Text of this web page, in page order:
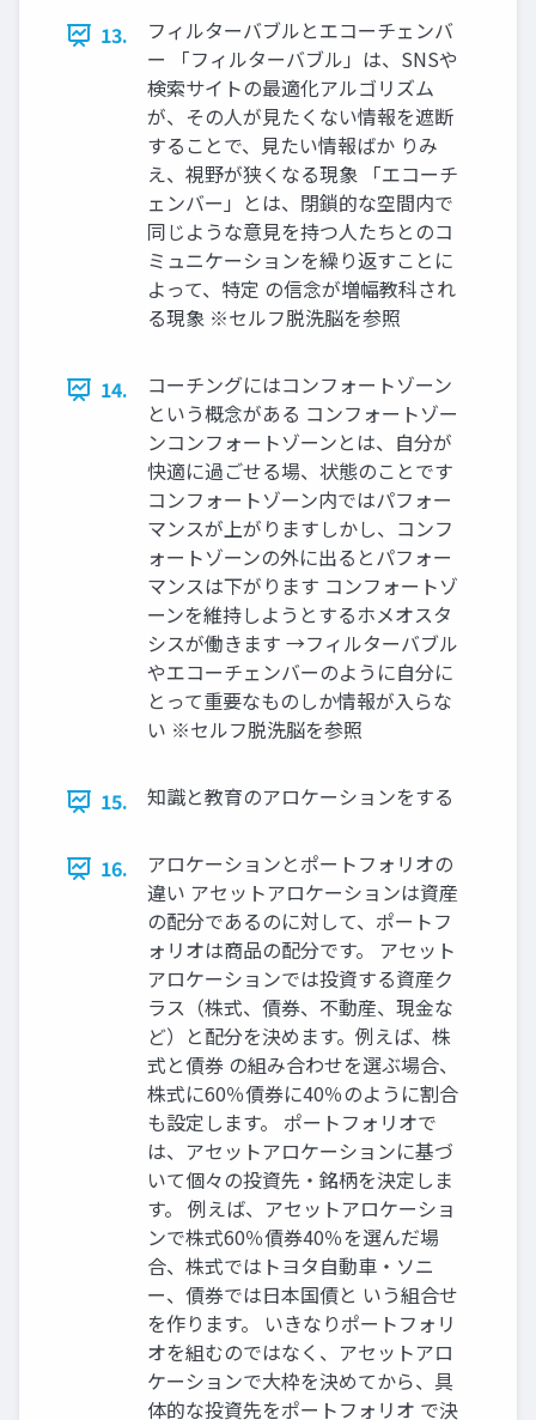
13.
フィルターバブルとエコーチェンバ
ー 「フィルターバブル」は、SNSや
検索サイトの最適化アルゴリズム
が、その人が見たくない情報を遮断
することで、見たい情報ばか りみ
え、視野が狭くなる現象 「エコーチ
ェンバー」とは、閉鎖的な空間内で
同じような意見を持つ人たちとのコ
ミュニケーションを繰り返すことに
よって、特定 の信念が増幅教科され
る現象 ※セルフ脱洗脳を参照
14.
コーチングにはコンフォートゾーン
という概念がある コンフォートゾー
ンコンフォートゾーンとは、自分が
快適に過ごせる場、状態のことです
コンフォートゾーン内ではパフォー
マンスが上がりますしかし、コンフ
ォートゾーンの外に出るとパフォー
マンスは下がります コンフォートゾ
ーンを維持しようとするホメオスタ
シスが働きます →フィルターバブル
やエコーチェンバーのように自分に
とって重要なものしか情報が入らな
い ※セルフ脱洗脳を参照
15. 知識と教育のアロケーションをする
16.
アロケーションとポートフォリオの
違い アセットアロケーションは資産
の配分であるのに対して、ポートフ
ォリオは商品の配分です。 アセット
アロケーションでは投資する資産ク
ラス（株式、債券、不動産、現金な
ど）と配分を決めます。例えば、株
式と債券 の組み合わせを選ぶ場合、
株式に60％債券に40％のように割合
も設定します。 ポートフォリオで
は、アセットアロケーションに基づ
いて個々の投資先・銘柄を決定しま
す。 例えば、アセットアロケーショ
ンで株式60％債券40％を選んだ場
合、株式ではトヨタ自動車・ソニ
ー、債券では日本国債と いう組合せ
を作ります。 いきなりポートフォリ
オを組むのではなく、アセットアロ
ケーションで大枠を決めてから、具
体的な投資先をポートフォリオ で決